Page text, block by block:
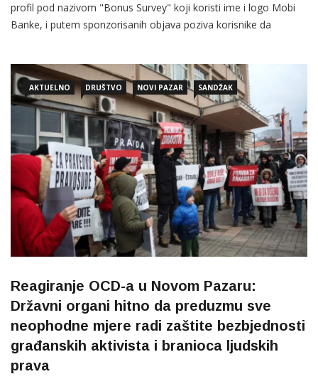
profil pod nazivom "Bonus Survey" koji koristi ime i logo Mobi
Banke, i putem sponzorisanih objava poziva korisnike da
AKTUELNO DRUŠTVO NOVI PAZAR SANDŽAK
Reagiranje OCD-a u Novom Pazaru:
Državni organi hitno da preduzmu sve
neophodne mjere radi zaštite bezbjednosti
građanskih aktivista i branioca ljudskih
prava